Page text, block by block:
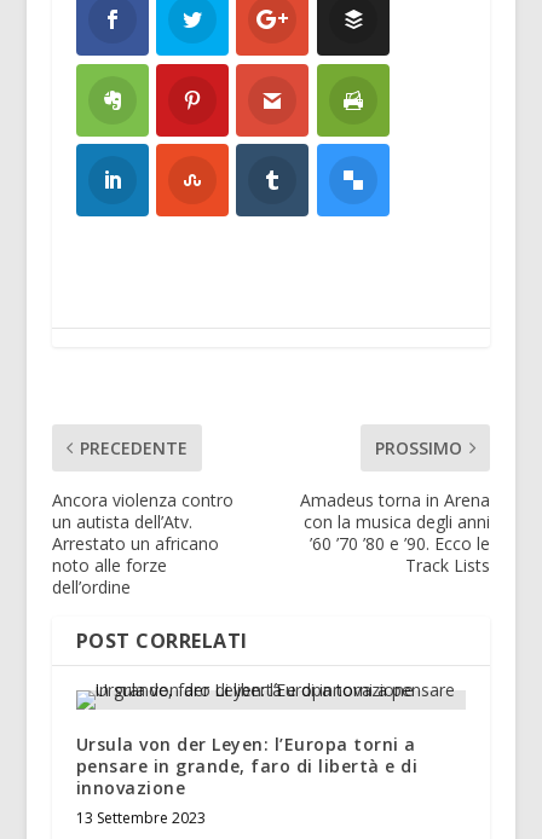
PRECEDENTE
Ancora violenza contro
un autista dell’Atv.
Arrestato un africano
noto alle forze
dell’ordine
PROSSIMO
Amadeus torna in Arena
con la musica degli anni
’60 ’70 ’80 e ’90. Ecco le
Track Lists
POST CORRELATI
Ursula von der Leyen: l’Europa torni a
pensare in grande, faro di libertà e di
innovazione
13 Settembre 2023